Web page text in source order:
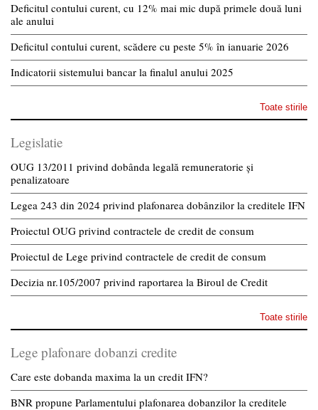
Deficitul contului curent, cu 12% mai mic după primele două luni
ale anului
Deficitul contului curent, scădere cu peste 5% în ianuarie 2026
Indicatorii sistemului bancar la finalul anului 2025
Toate stirile
Legislatie
OUG 13/2011 privind dobânda legală remuneratorie și
penalizatoare
Legea 243 din 2024 privind plafonarea dobânzilor la creditele IFN
Proiectul OUG privind contractele de credit de consum
Proiectul de Lege privind contractele de credit de consum
Decizia nr.105/2007 privind raportarea la Biroul de Credit
Toate stirile
Lege plafonare dobanzi credite
Care este dobanda maxima la un credit IFN?
BNR propune Parlamentului plafonarea dobanzilor la creditele